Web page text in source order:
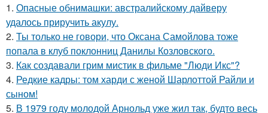
1. Опасные обнимашки: австралийскому дайверу
удалось приручить акулу.
2. Ты только не говори, что Оксана Самойлова тоже
попала в клуб поклонниц Данилы Козловского.
3. Как создавали грим мистик в фильме "Люди Икс"?
4. Редкие кадры: том харди с женой Шарлоттой Райли и
сыном!
5. В 1979 году молодой Арнольд уже жил так, будто весь